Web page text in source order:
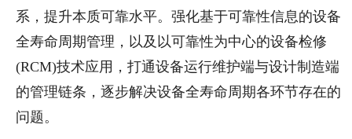
系，提升本质可靠水平。强化基于可靠性信息的设备
全寿命周期管理，以及以可靠性为中心的设备检修
(RCM)技术应用，打通设备运行维护端与设计制造端
的管理链条，逐步解决设备全寿命周期各环节存在的
问题。